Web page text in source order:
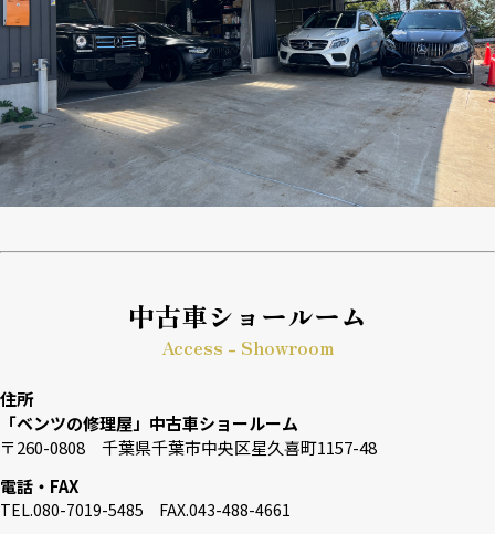
中古車ショールーム
Access - Showroom
住所
「ベンツの修理屋」中古車ショールーム
〒260-0808 千葉県千葉市中央区星久喜町1157-48
電話・FAX
TEL.080-7019-5485 FAX.043-488-4661